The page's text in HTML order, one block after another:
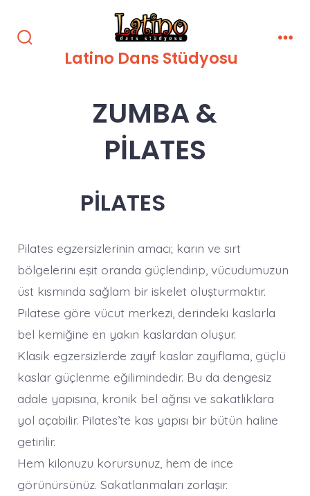
atla
ÇubuğunuLatino Dans Stüdyosu
ZUMBA &
PİLATES
PİLATES
Pilates egzersizlerinin amacı; karın ve sırt
bölgelerini eşit oranda güçlendirip, vücudumuzun
üst kısmında sağlam bir iskelet oluşturmaktır.
Pilatese göre vücut merkezi, derindeki kaslarla
bel kemiğine en yakın kaslardan oluşur.
Klasik egzersizlerde zayıf kaslar zayıflama, güçlü
kaslar güçlenme eğilimindedir. Bu da dengesiz
adale yapısına, kronik bel ağrısı ve sakatlıklara
yol açabilir. Pilates’te kas yapısı bir bütün haline
getirilir.
Hem kilonuzu korursunuz, hem de ince
görünürsünüz. Sakatlanmaları zorlaşır.